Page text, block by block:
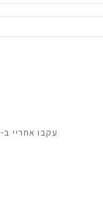
עקבו אחריי ב- INSTAGRAM